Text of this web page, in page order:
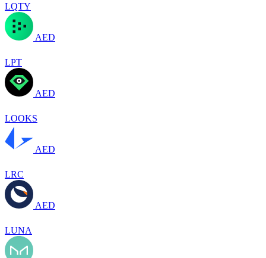
LQTY
AED
LPT
AED
LOOKS
AED
LRC
AED
LUNA